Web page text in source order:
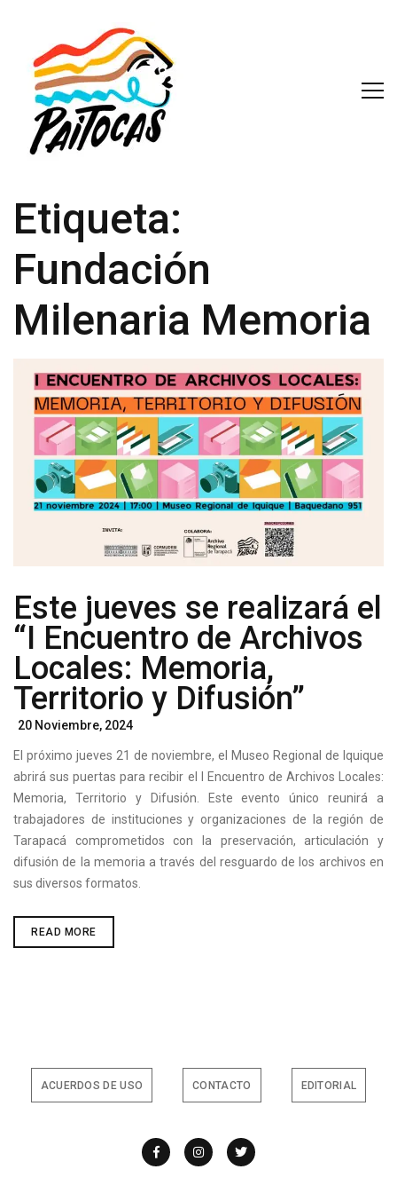
Etiqueta:
Fundación
Milenaria Memoria
Este jueves se realizará el
“I Encuentro de Archivos
Locales: Memoria,
Territorio y Difusión”
Posted
20 Noviembre, 2024
El próximo jueves 21 de noviembre, el Museo Regional de Iquique
abrirá sus puertas para recibir el I Encuentro de Archivos Locales:
Memoria, Territorio y Difusión. Este evento único reunirá a
trabajadores de instituciones y organizaciones de la región de
Tarapacá comprometidos con la preservación, articulación y
difusión de la memoria a través del resguardo de los archivos en
sus diversos formatos.
READ MOREESTE
JUEVES
TERRITORIO
Y
DIFUSIÓN”
ACUERDOS DE USO CONTACTO EDITORIAL